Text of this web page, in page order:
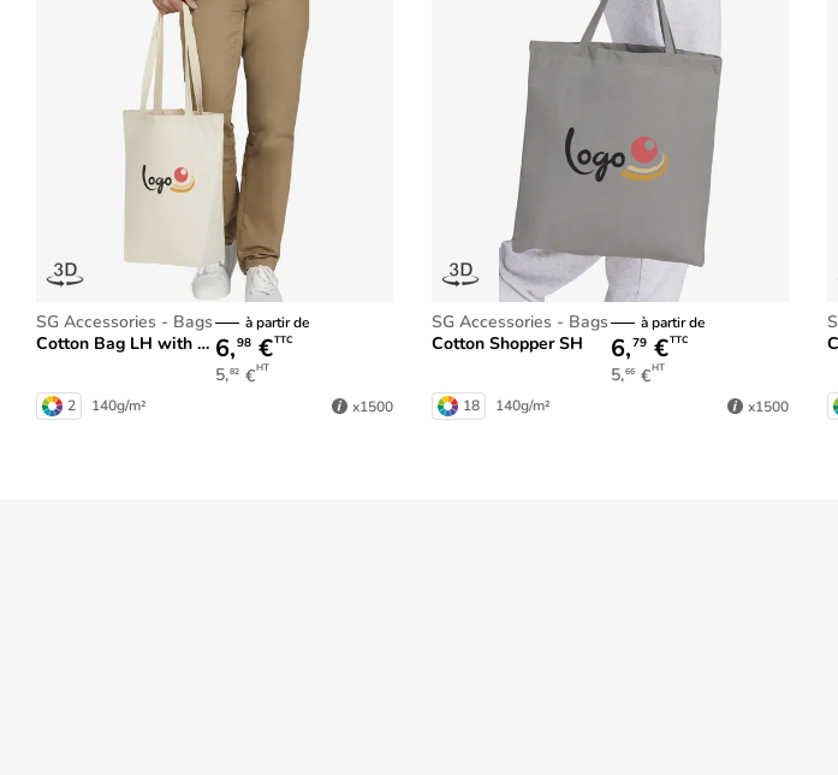
SG Accessories - Bags
Cotton Bag LH with Gusset
à partir de
5,82 €HT
6,98 €TTC
2 140g/m² x1500
SG Accessories - Bags
Cotton Shopper SH
à partir de
5,66 €HT
6,79 €TTC
18 140g/m² x1500